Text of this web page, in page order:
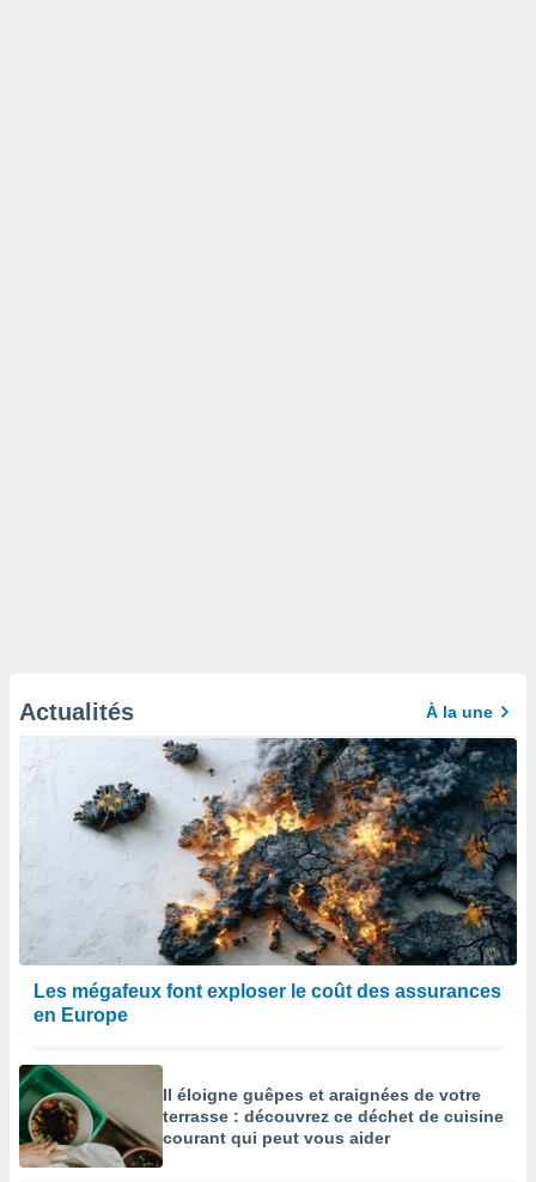
Actualités À la une
Les mégafeux font exploser le coût des assurances
en Europe
Il éloigne guêpes et araignées de votre
terrasse : découvrez ce déchet de cuisine
courant qui peut vous aider